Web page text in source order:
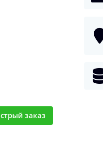
заказ